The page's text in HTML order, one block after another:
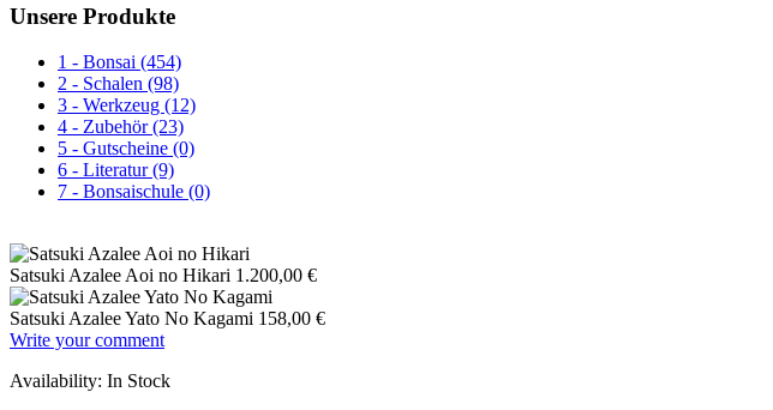
Unsere Produkte
1 - Bonsai (454)
2 - Schalen (98)
3 - Werkzeug (12)
4 - Zubehör (23)
5 - Gutscheine (0)
6 - Literatur (9)
7 - Bonsaischule (0)
Satsuki Azalee Aoi no Hikari 1.200,00 €
Satsuki Azalee Yato No Kagami 158,00 €
Write your comment
Availability: In Stock